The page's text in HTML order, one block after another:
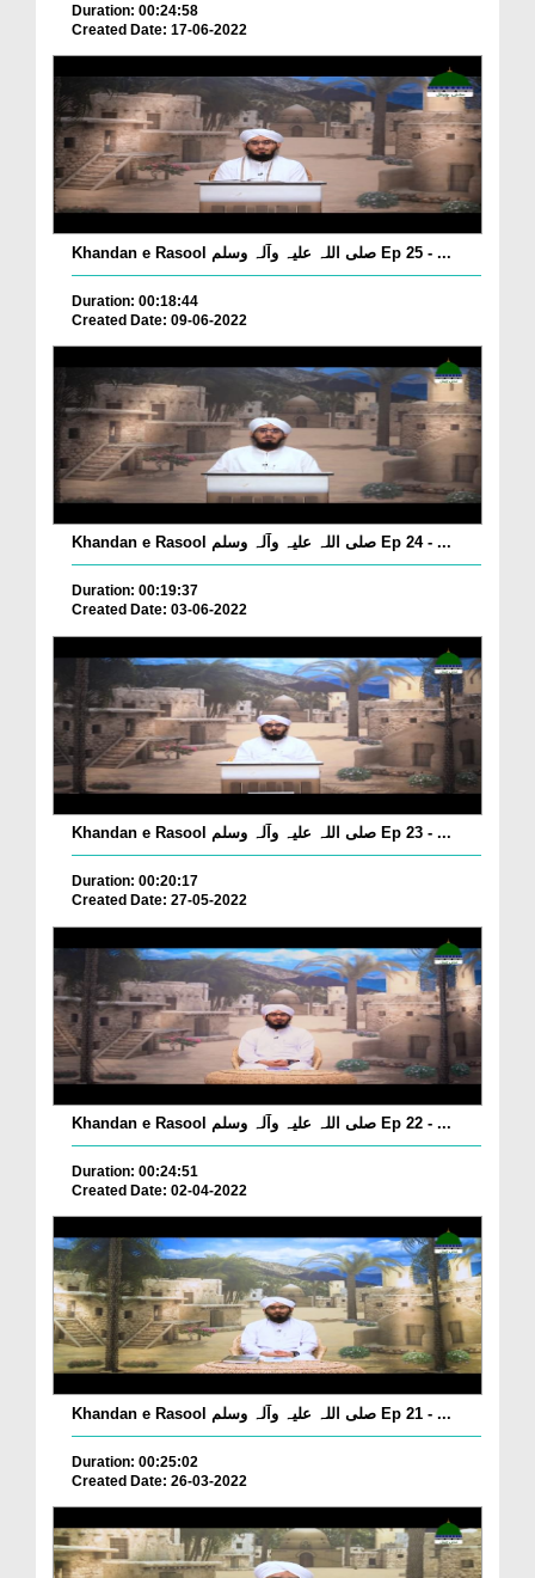
Duration: 00:24:58
Created Date: 17-06-2022
Khandan e Rasool صلی اللہ علیہ وآلہ وسلم Ep 25 - ...
Duration: 00:18:44
Created Date: 09-06-2022
Khandan e Rasool صلی اللہ علیہ وآلہ وسلم Ep 24 - ...
Duration: 00:19:37
Created Date: 03-06-2022
Khandan e Rasool صلی اللہ علیہ وآلہ وسلم Ep 23 - ...
Duration: 00:20:17
Created Date: 27-05-2022
Khandan e Rasool صلی اللہ علیہ وآلہ وسلم Ep 22 - ...
Duration: 00:24:51
Created Date: 02-04-2022
Khandan e Rasool صلی اللہ علیہ وآلہ وسلم Ep 21 - ...
Duration: 00:25:02
Created Date: 26-03-2022